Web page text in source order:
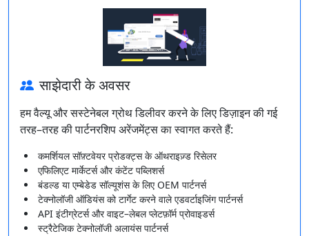
साझेदारी के अवसर
हम वैल्यू और सस्टेनेबल ग्रोथ डिलीवर करने के लिए डिज़ाइन की गई
तरह–तरह की पार्टनरशिप अरेंजमेंट्स का स्वागत करते हैं:
कमर्शियल सॉफ़्टवेयर प्रोडक्ट्स के ऑथराइज़्ड रिसेलर
एफिलिएट मार्केटर्स और कंटेंट पब्लिशर्स
बंडल्ड या एम्बेडेड सॉल्यूशंस के लिए OEM पार्टनर्स
टेक्नोलॉजी ऑडियंस को टार्गेट करने वाले एडवर्टाइजिंग पार्टनर्स
API इंटीग्रेटर्स और वाइट–लेबल प्लेटफ़ॉर्म प्रोवाइडर्स
स्ट्रैटेजिक टेक्नोलॉजी अलायंस पार्टनर्स